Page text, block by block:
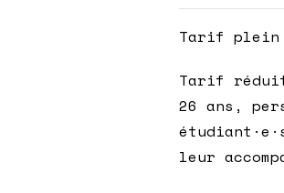
Tarif plein
Tarif réduit
26 ans,
leur